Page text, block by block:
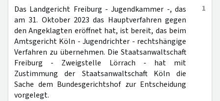
1
Das Landgericht Freiburg - Jugendkammer -, das
am 31. Oktober 2023 das Hauptverfahren gegen
den Angeklagten eröffnet hat, ist bereit, das beim
Amtsgericht Köln - Jugendrichter - rechtshängige
Verfahren zu übernehmen. Die Staatsanwaltschaft
Freiburg - Zweigstelle Lörrach - hat mit
Zustimmung der Staatsanwaltschaft Köln die
Sache dem Bundesgerichtshof zur Entscheidung
vorgelegt.